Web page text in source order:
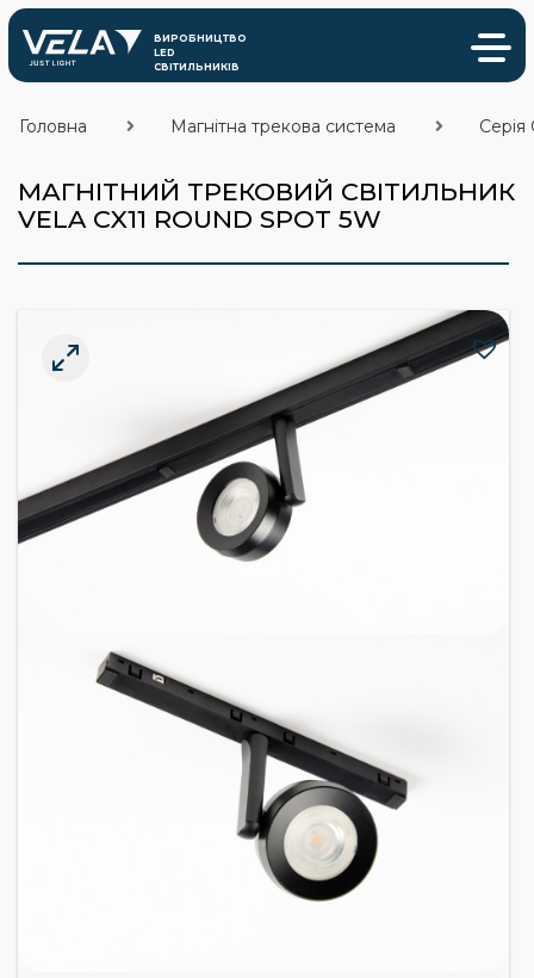
МАГНІТНИЙ ТРЕКОВИЙ СВІТИЛЬНИК
VELA CX11 ROUND SPOT 5W
Головна Магнітна трекова система Серія